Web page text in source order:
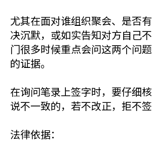
尤其在面对谁组织聚会、是否
决沉默，或如实告知对方自己
门很多时候重点会问这两个问
的证据。
在询问笔录上签字时，要仔细
说不一致的，若不改正，拒不签
法律依据：